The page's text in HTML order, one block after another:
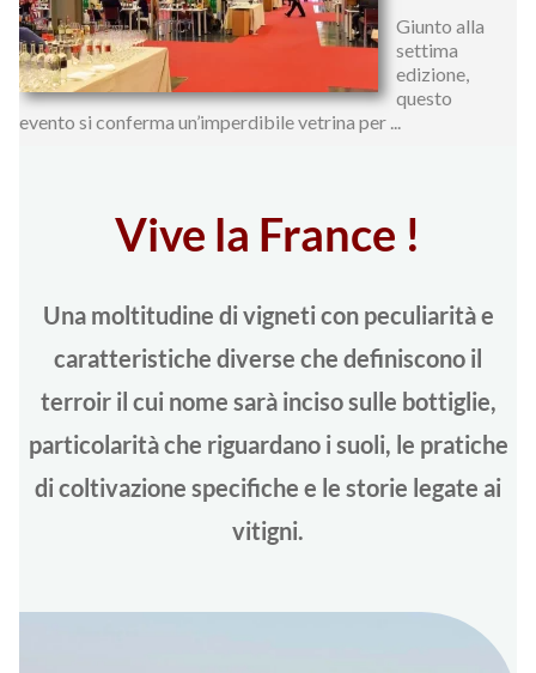
Giunto alla
settima
edizione,
questo
evento si conferma un’imperdibile vetrina per ...
Vive la France !
Una moltitudine di vigneti con peculiarità e
caratteristiche diverse che definiscono il
terroir il cui nome sarà inciso sulle bottiglie,
particolarità che riguardano i suoli, le pratiche
di coltivazione specifiche e le storie legate ai
vitigni.